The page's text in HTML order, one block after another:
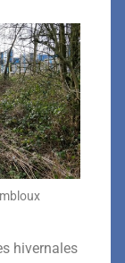
hivernales